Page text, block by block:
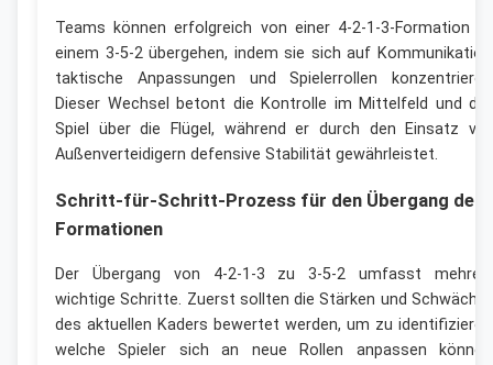
Teams können erfolgreich von einer 4-2-1-3-Formation
einem 3-5-2 übergehen, indem sie sich auf
taktische Anpassungen und Spielerrollen
Dieser Wechsel betont die Kontrolle im Mittelfeld und
Spiel über die Flügel, während er durch den Einsatz
Außenverteidigern defensive Stabilität gewährleistet.
Schritt-für-Schritt-Prozess für den Übergang der
Formationen
Der Übergang von 4-2-1-3 zu 3-5-2 umfasst
wichtige Schritte. Zuerst sollten die Stärken und
des aktuellen Kaders bewertet werden, um zu
welche Spieler sich an neue Rollen anpassen